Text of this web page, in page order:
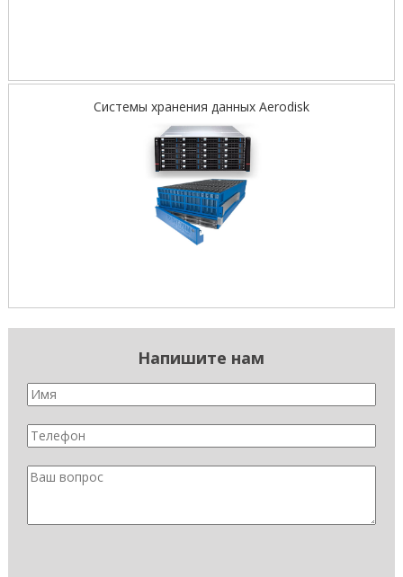
Системы хранения данных Aerodisk
Напишите нам